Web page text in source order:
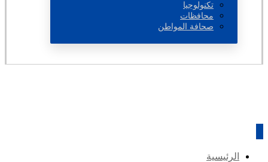
تكنولوجيا
محافظات
صحافة المواطن
الرئيسية